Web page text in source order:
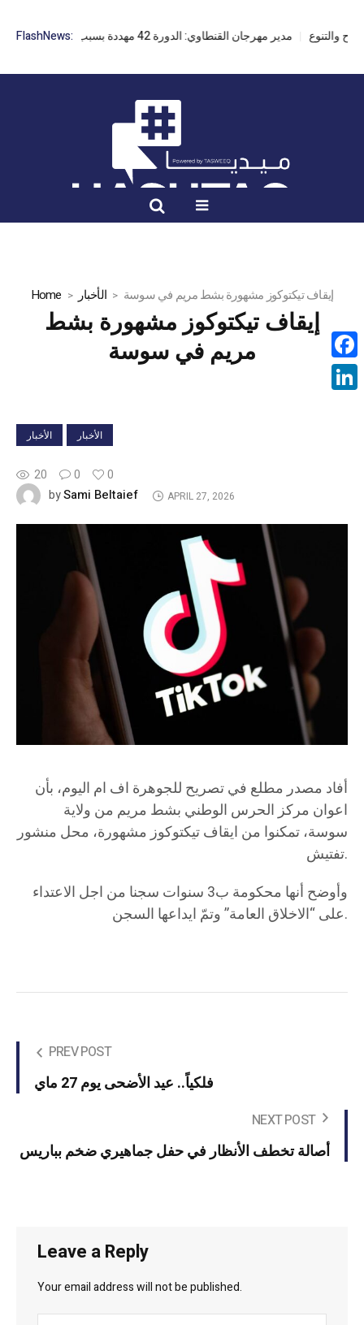
FlashNews: مدير مهرجان القنطاوي: الدورة 42 مهددة بسبب تأخر التراخيص
Home الأخبار إيقاف تيكتوكوز مشهورة بشط مريم في سوسة
إيقاف تيكتوكوز مشهورة بشط
مريم في سوسة
الأخبار الأخبار
20 0
0
bySami Beltaief APRIL 27, 2026
أفاد مصدر مطلع في تصريح للجوهرة اف ام اليوم، بأن
اعوان مركز الحرس الوطني بشط مريم من ولاية
سوسة، تمكنوا من ايقاف تيكتوكوز مشهورة، محل منشور
تفتيش.
وأوضح أنها محكومة ب3 سنوات سجنا من اجل الاعتداء
على “الاخلاق العامة” وتمّ ايداعها السجن.
PREV POST
فلكياً.. عيد الأضحى يوم 27 ماي
NEXT POST
أصالة تخطف الأنظار في حفل جماهيري ضخم بباريس
Leave a Reply
Your email address will not be published.